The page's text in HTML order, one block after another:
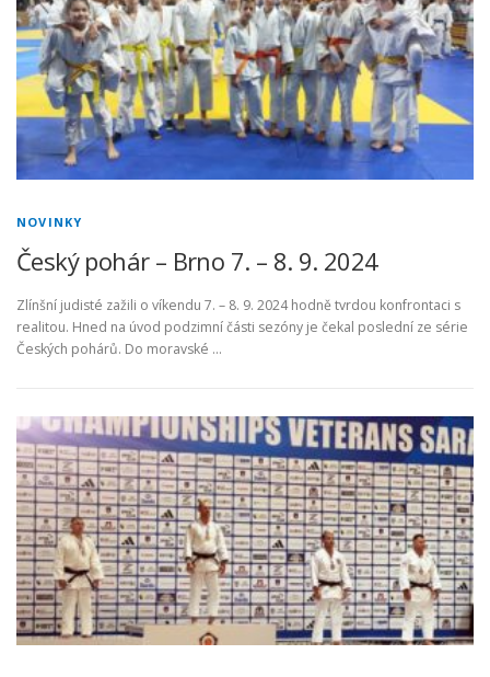
NOVINKY
Český pohár – Brno 7. – 8. 9. 2024
Zlínšní judisté zažili o víkendu 7. – 8. 9. 2024 hodně tvrdou konfrontaci s
realitou. Hned na úvod podzimní části sezóny je čekal poslední ze série
Českých pohárů. Do moravské …